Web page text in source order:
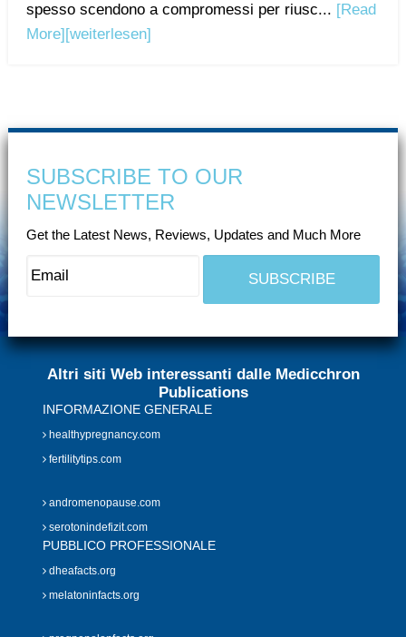
spesso scendono a compromessi per riusc... [Read
More][weiterlesen]
SUBSCRIBE TO OUR
NEWSLETTER
Get the Latest News, Reviews, Updates and Much More
Altri siti Web interessanti dalle Medicchron
Publications
INFORMAZIONE GENERALE
healthypregnancy.com
fertilitytips.com
andromenopause.com
serotonindefizit.com
PUBBLICO PROFESSIONALE
dheafacts.org
melatoninfacts.org